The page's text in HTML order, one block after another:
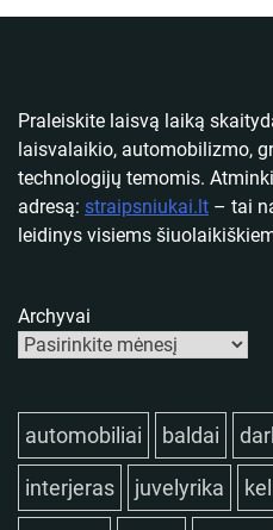
Praleiskite laisvą laiką
laisvalaikio, automobilizmo,
technologijų temomis.
adresą: straipsniukai.lt – tai
leidinys visiems
Archyvai
automobiliai baldai
interjeras juvelyrika